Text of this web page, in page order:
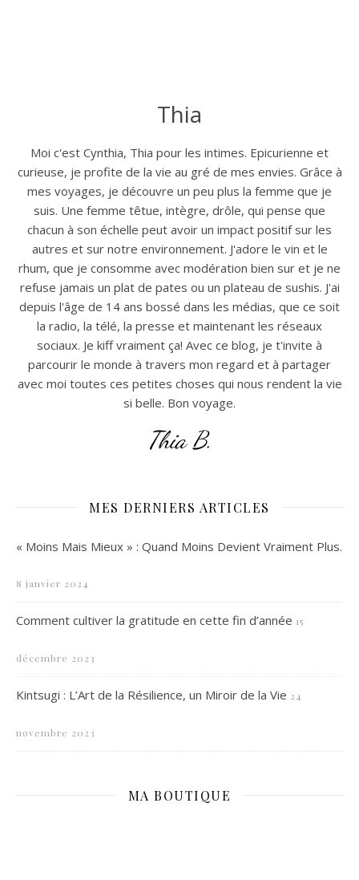
Thia
Moi c'est Cynthia, Thia pour les intimes. Epicurienne et
curieuse, je profite de la vie au gré de mes envies. Grâce à
mes voyages, je découvre un peu plus la femme que je
suis. Une femme têtue, intègre, drôle, qui pense que
chacun à son échelle peut avoir un impact positif sur les
autres et sur notre environnement. J'adore le vin et le
rhum, que je consomme avec modération bien sur et je ne
refuse jamais un plat de pates ou un plateau de sushis. J'ai
depuis l'âge de 14 ans bossé dans les médias, que ce soit
la radio, la télé, la presse et maintenant les réseaux
sociaux. Je kiff vraiment ça! Avec ce blog, je t'invite à
parcourir le monde à travers mon regard et à partager
avec moi toutes ces petites choses qui nous rendent la vie
si belle. Bon voyage.
Thia B.
MES DERNIERS ARTICLES
« Moins Mais Mieux » : Quand Moins Devient Vraiment Plus.
8 janvier 2024
Comment cultiver la gratitude en cette fin d’année 15
décembre 2023
Kintsugi : L’Art de la Résilience, un Miroir de la Vie 24
novembre 2023
MA BOUTIQUE